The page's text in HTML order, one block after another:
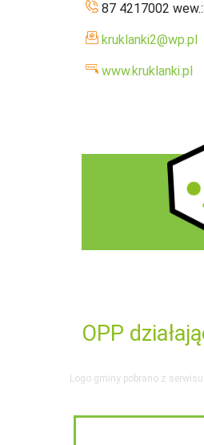
87 4217002
kruklanki2@wp.pl
www.kruklanki.pl
OPP
Logo gminy pobrano z